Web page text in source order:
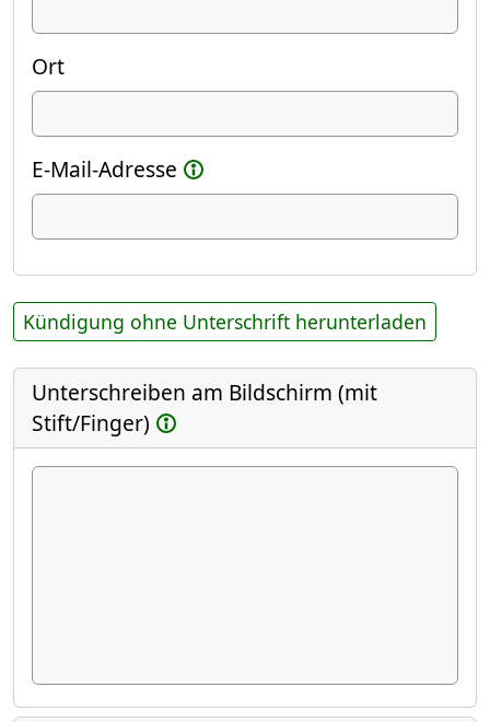
Ort
E-Mail-Adresse
Kündigung ohne Unterschrift herunterladen
Unterschreiben am Bildschirm (mit
Stift/Finger)